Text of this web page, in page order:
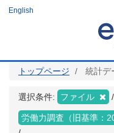
ツ
English
トップページ 統計デ
選択条件: ファイル
労働力調査（旧基準：